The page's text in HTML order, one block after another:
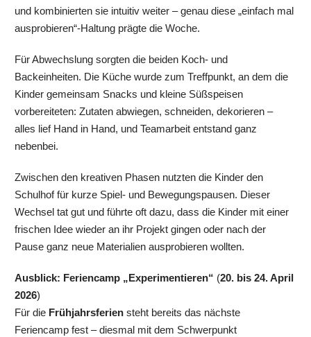
und kombinierten sie intuitiv weiter – genau diese „einfach mal
ausprobieren“-Haltung prägte die Woche.
Für Abwechslung sorgten die beiden Koch- und
Backeinheiten. Die Küche wurde zum Treffpunkt, an dem die
Kinder gemeinsam Snacks und kleine Süßspeisen
vorbereiteten: Zutaten abwiegen, schneiden, dekorieren –
alles lief Hand in Hand, und Teamarbeit entstand ganz
nebenbei.
Zwischen den kreativen Phasen nutzten die Kinder den
Schulhof für kurze Spiel- und Bewegungspausen. Dieser
Wechsel tat gut und führte oft dazu, dass die Kinder mit einer
frischen Idee wieder an ihr Projekt gingen oder nach der
Pause ganz neue Materialien ausprobieren wollten.
Ausblick: Feriencamp „Experimentieren“ (20. bis 24. April
2026)
Für die Frühjahrsferiensteht bereits das nächste
Feriencamp fest – diesmal mit dem Schwerpunkt